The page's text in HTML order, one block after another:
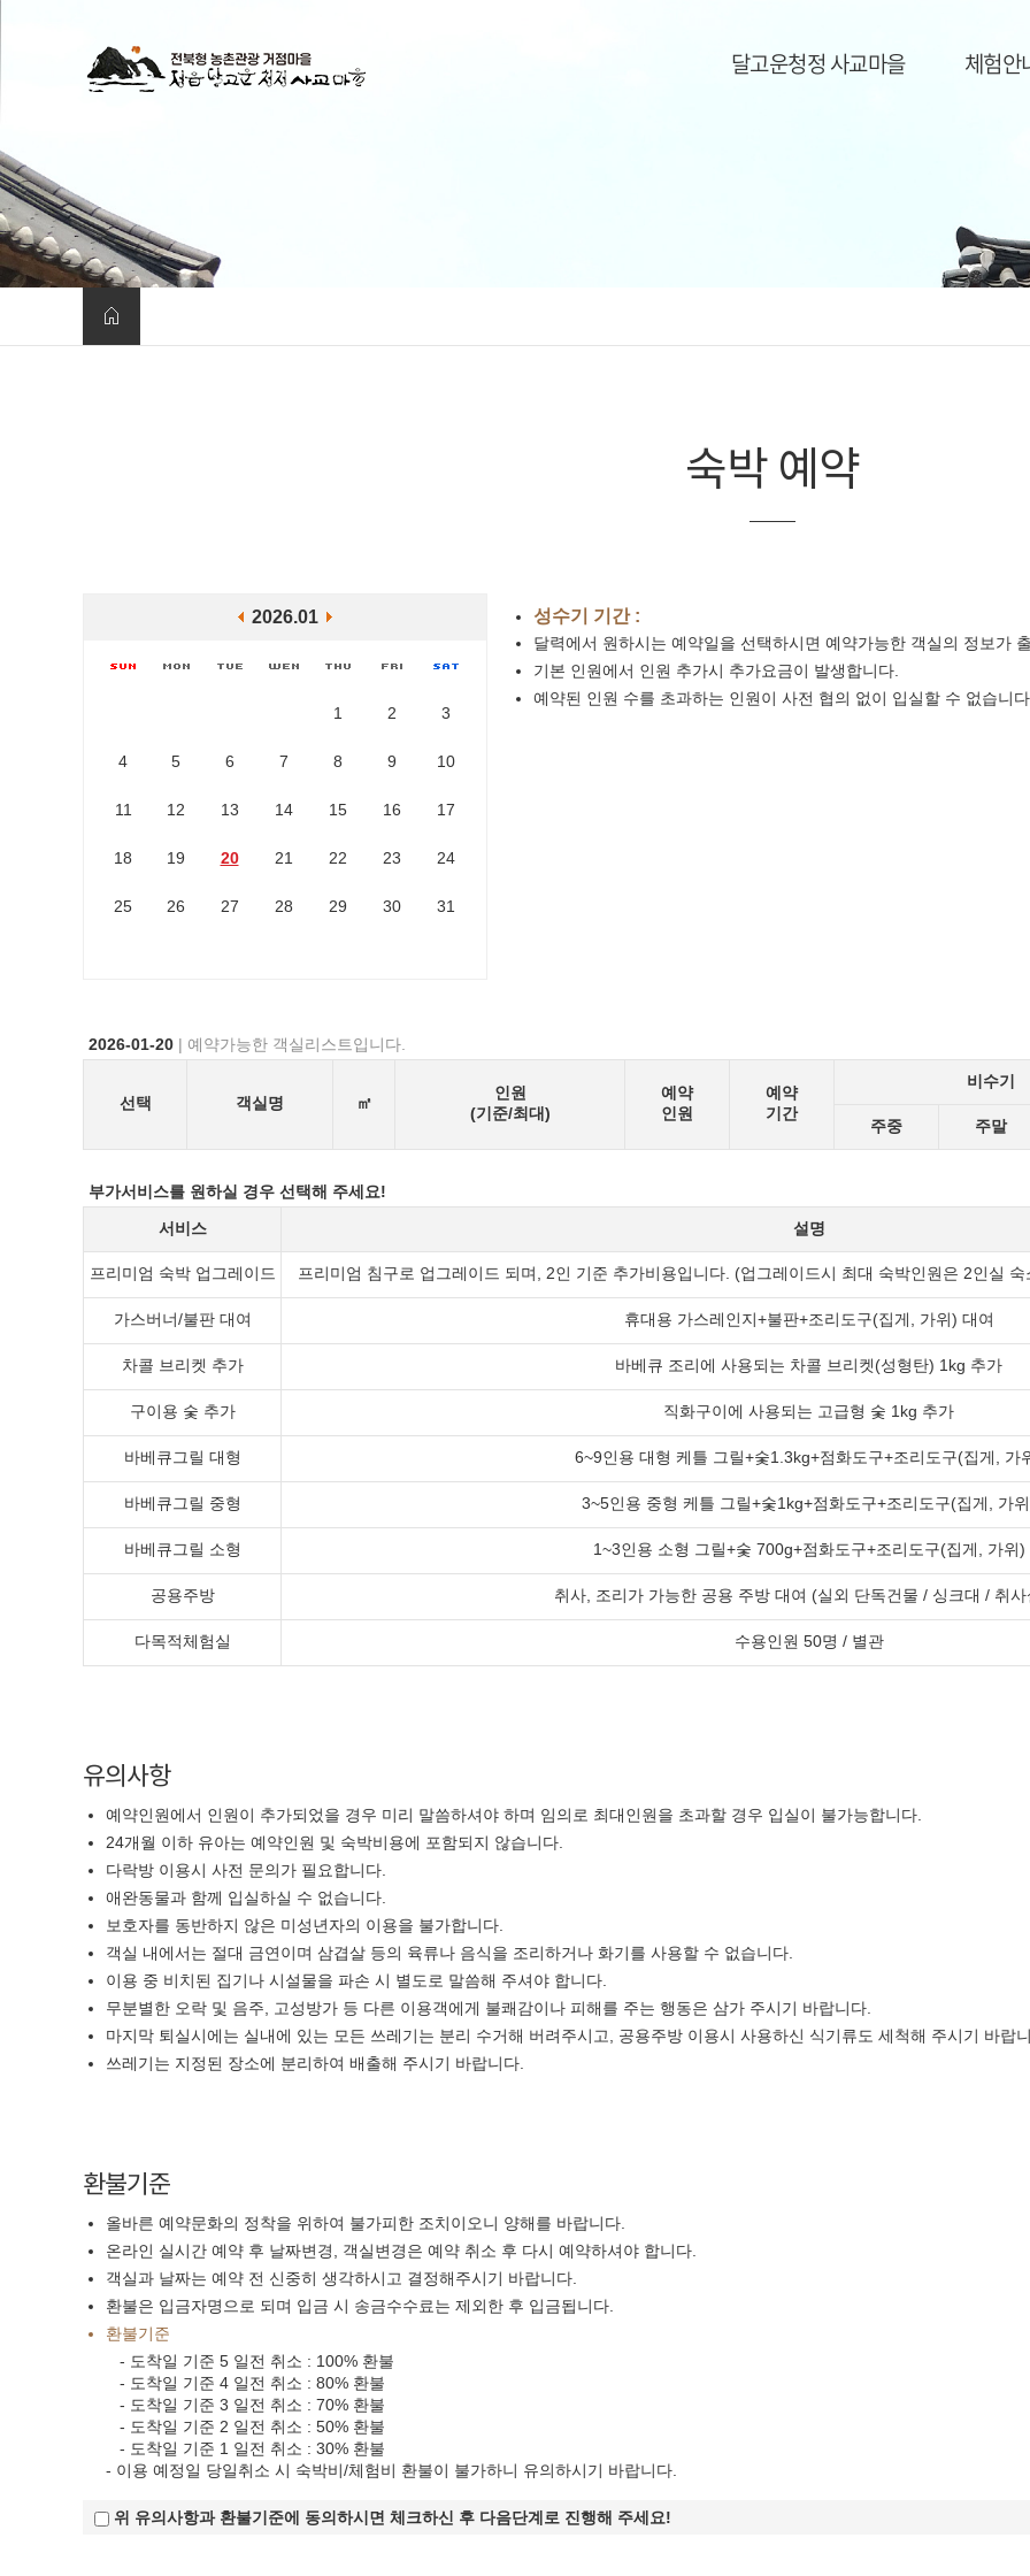
달고운청정 사교마을 체험안
숙박 예약
2026.01
1 2 3
4 5 6 7 8 9 10
11 12 13 14 15 16 17
18 19 20 21 22 23 24
25 26 27 28 29 30 31
성수기 기간 :
달력에서 원하시는 예약일을 선택하시면 예약가능한 객실의 정보가
기본 인원에서 인원 추가시 추가요금이 발생합니다.
예약된 인원 수를 초과하는 인원이 사전 협의 없이 입실할 수 없습니다
2026-01-20 | 예약가능한 객실리스트입니다.
선택 객실명 ㎡
인원
(기준/최대)
예약
인원
예약
기간
비수기
주중 주말
부가서비스를 원하실 경우 선택해 주세요!
서비스
설명
프리미엄 숙박 업그레이드 프리미엄 침구로 업그레이드 되며, 2인 기준 추가비용입니다. (업그레이드시 최대 숙박인원은 2인실
가스버너/불판 대여 휴대용 가스레인지+불판+조리도구(집게, 가위) 대여
차콜 브리켓 추가 바베큐 조리에 사용되는 차콜 브리켓(성형탄) 1kg 추가
구이용 숯 추가 직화구이에 사용되는 고급형 숯 1kg 추가
바베큐그릴 대형 6~9인용 대형 케틀 그릴+숯1.3kg+점화도구+조리도구(집게, 가
바베큐그릴 중형 3~5인용 중형 케틀 그릴+숯1kg+점화도구+조리도구(집게, 가
바베큐그릴 소형 1~3인용 소형 그릴+숯 700g+점화도구+조리도구(집게, 가위)
공용주방 취사, 조리가 가능한 공용 주방 대여 (실외 단독건물 / 싱크대 / 취사
다목적체험실 수용인원 50명 / 별관
유의사항
예약인원에서 인원이 추가되었을 경우 미리 말씀하셔야 하며 임의로 최대인원을 초과할 경우 입실이 불가능합니다.
24개월 이하 유아는 예약인원 및 숙박비용에 포함되지 않습니다.
다락방 이용시 사전 문의가 필요합니다.
애완동물과 함께 입실하실 수 없습니다.
보호자를 동반하지 않은 미성년자의 이용을 불가합니다.
객실 내에서는 절대 금연이며 삼겹살 등의 육류나 음식을 조리하거나 화기를 사용할 수 없습니다.
이용 중 비치된 집기나 시설물을 파손 시 별도로 말씀해 주셔야 합니다.
무분별한 오락 및 음주, 고성방가 등 다른 이용객에게 불쾌감이나 피해를 주는 행동은 삼가 주시기 바랍니다.
마지막 퇴실시에는 실내에 있는 모든 쓰레기는 분리 수거해 버려주시고, 공용주방 이용시 사용하신 식기류도 세척해 주시기 바랍
쓰레기는 지정된 장소에 분리하여 배출해 주시기 바랍니다.
환불기준
올바른 예약문화의 정착을 위하여 불가피한 조치이오니 양해를 바랍니다.
온라인 실시간 예약 후 날짜변경, 객실변경은 예약 취소 후 다시 예약하셔야 합니다.
객실과 날짜는 예약 전 신중히 생각하시고 결정해주시기 바랍니다.
환불은 입금자명으로 되며 입금 시 송금수수료는 제외한 후 입금됩니다.
환불기준
- 도착일 기준 5 일전 취소 : 100% 환불
- 도착일 기준 4 일전 취소 : 80% 환불
- 도착일 기준 3 일전 취소 : 70% 환불
- 도착일 기준 2 일전 취소 : 50% 환불
- 도착일 기준 1 일전 취소 : 30% 환불
- 이용 예정일 당일취소 시 숙박비/체험비 환불이 불가하니 유의하시기 바랍니다.
위 유의사항과 환불기준에 동의하시면 체크하신 후 다음단계로 진행해 주세요!